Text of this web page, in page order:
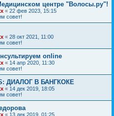
центре "Волосы.ру"!
« 22 фев 2023, 15:15
совет!
« 28 окт 2021, 11:00
совет!
online
« 14 апр 2020, 11:30
совет!
ДИАЛОГ В БАНГКОКЕ
« 14 дек 2019, 18:05
совет!
« 13 дек 2019, 01:25